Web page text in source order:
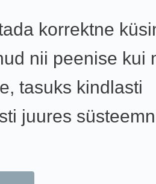
korrektne
nii peenise kui
tasuks kindlasti
juures